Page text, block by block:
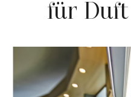
Aktionen
für